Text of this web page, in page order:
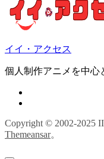
イイ・アクセス
個人制作アニメを中心
Copyright © 2002-2025
Themeansar。